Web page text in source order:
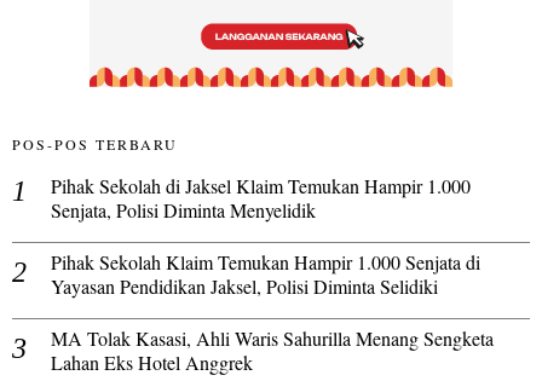
POS-POS TERBARU
Pihak Sekolah di Jaksel Klaim Temukan Hampir 1.000
Senjata, Polisi Diminta Menyelidik
Pihak Sekolah Klaim Temukan Hampir 1.000 Senjata di
Yayasan Pendidikan Jaksel, Polisi Diminta Selidiki
MA Tolak Kasasi, Ahli Waris Sahurilla Menang Sengketa
Lahan Eks Hotel Anggrek